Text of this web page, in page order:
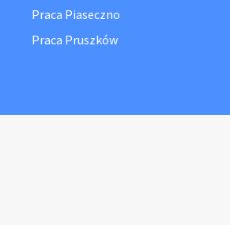
Praca Piaseczno
Praca Pruszków